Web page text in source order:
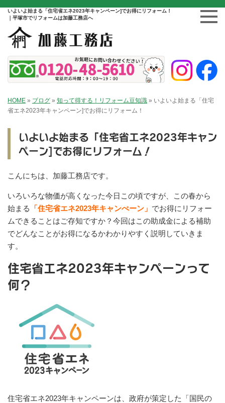
いよいよ始まる「住宅省エネ2023年キャンペーン]でお得にリフォーム！
｜平塚市でリフォームは加藤工務店へ
HOME » ブログ » 知って得する！リフォーム豆知識 » いよいよ始まる「住宅
省エネ2023年キャンペーン]でお得にリフォーム！
いよいよ始まる「住宅省エネ2023年キャン
ペーン]でお得にリフォーム！
こんにちは、加藤工務店です。
いろいろな物価が高くなった今日この頃ですが、この春から
始まる
「住宅省エネ2023年キャンぺーン」 でお得にリフォー
ムできることはご存知ですか？今回はこの助成金による補助
でどんなことがお得になるかわかりやすく説明していきま
す。
住宅省エネ2023年キャンペーンって
何？
住宅省エネ2023年キャンペーンは、政府が策定した「国民の